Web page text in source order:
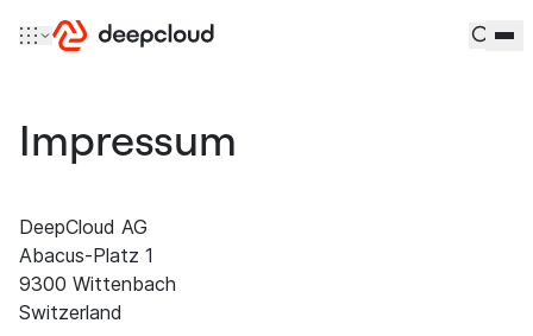
Impressum
DeepCloud AG
Abacus-Platz 1
9300 Wittenbach
Switzerland